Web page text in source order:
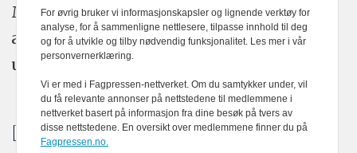
Medier24s redaksjon har alltid det fulle
ansvar for publisert innhold, med eller
uten bruk av kunstig intelligens.
For øvrig bruker vi informasjonskapsler og lignende verktøy for
analyse, for å sammenligne nettlesere, tilpasse innhold til deg
og for å utvikle og tilby nødvendig funksjonalitet. Les mer i vår
personvernerklæring.
Vi er med i Fagpressen-nettverket. Om du samtykker under, vil
du få relevante annonser på nettstedene til medlemmene i
nettverket basert på informasjon fra dine besøk på tvers av
disse nettstedene. En oversikt over medlemmene finner du på
Fagpressen.no.